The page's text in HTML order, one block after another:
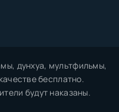
дунхуа, мультфильмы,
бесплатно.
будут наказаны.